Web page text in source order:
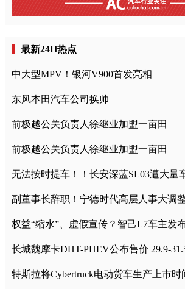
最新24H热点
中大型MPV！银河V900首发亮相
东风本田汽车公司换帅
前极越公关负责人徐继业加盟一亩田
前极越公关负责人徐继业加盟一亩田
无法按时提车！！长安深蓝SL03遭大量
副董事长辞职！宁德时代高层人事大调
权益“缩水”、虚假宣传？智己L7车主发
长城魏摩卡DHT-PHEV公布售价 29.9-
特斯拉将Cybertruck电动货车生产上市时